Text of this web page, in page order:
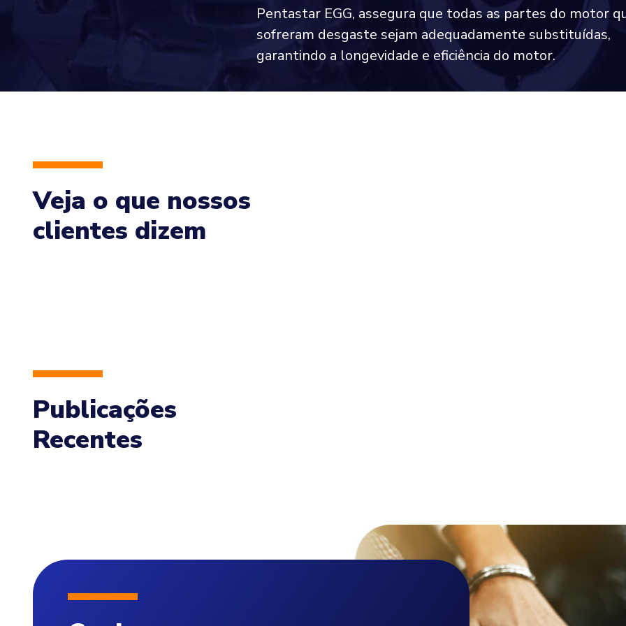
Pentastar EGG, assegura que todas as partes do motor
sofreram desgaste sejam adequadamente substituídas,
garantindo a longevidade e eficiência do motor.
Veja o que nossos
clientes dizem
Publicações
Recentes